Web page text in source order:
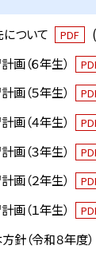
ついて PDF
（６年生）
（５年生）
（４年生）
（３年生）
（２年生）
（１年生）
針（令和８年度）